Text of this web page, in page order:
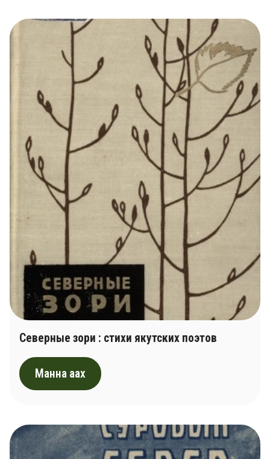
Северные зори : стихи якутских поэтов
Манна аах